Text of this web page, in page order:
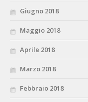
Giugno 2018
Maggio 2018
Aprile 2018
Marzo 2018
Febbraio 2018